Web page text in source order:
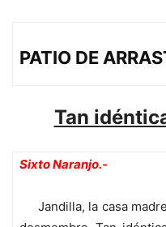
PATIO DE
Tan
Sixto Naranjo.-
Jandilla, la casa